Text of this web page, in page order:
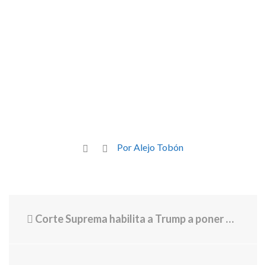
Por Alejo Tobón
Corte Suprema habilita a Trump a poner fin al Estatus de Protección Temporal (TPS) para venezolanos